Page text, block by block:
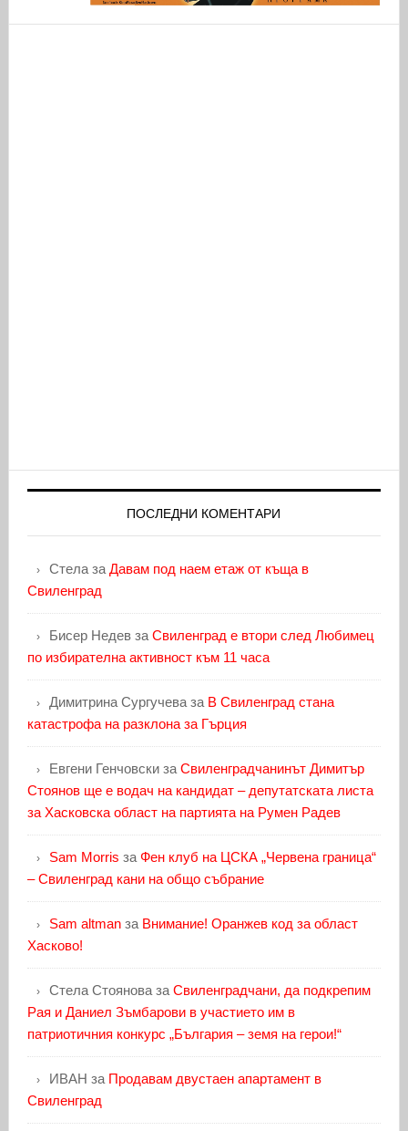
ПОСЛЕДНИ КОМЕНТАРИ
Стелаза Давам под наем етаж от къща в
Свиленград
Бисер Недевза Свиленград е втори след Любимец
по избирателна активност към 11 часа
Димитрина Сургучеваза В Свиленград стана
катастрофа на разклона за Гърция
Евгени Генчовскиза Свиленградчанинът Димитър
Стоянов ще е водач на кандидат – депутатската листа
за Хасковска област на партията на Румен Радев
Sam Morris за Фен клуб на ЦСКА „Червена граница“
– Свиленград кани на общо събрание
Sam altmanза Внимание! Оранжев код за област
Хасково!
Стела Стояноваза Свиленградчани, да подкрепим
Рая и Даниел Зъмбарови в участието им в
патриотичния конкурс „България – земя на герои!“
ИВАН за Продавам двустаен апартамент в
Свиленград